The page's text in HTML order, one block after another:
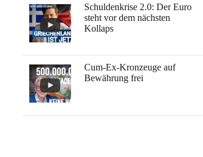
Schuldenkrise 2.0: Der Euro
steht vor dem nächsten
Kollaps
Cum-Ex-Kronzeuge auf
Bewährung frei